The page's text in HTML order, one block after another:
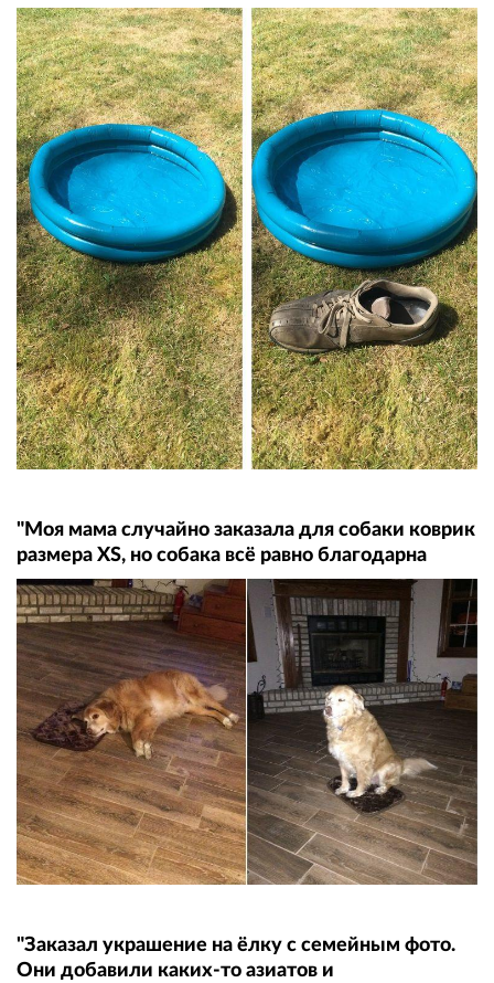
"Моя мама случайно заказала для собаки коврик
размера XS, но собака всё равно благодарна
"Заказал украшение на ёлку с семейным фото.
Они добавили каких-то азиатов и